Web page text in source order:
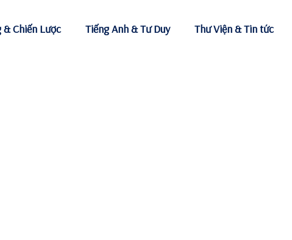
& Chiến Lược Tiếng Anh & Tư Duy Thư Viện & Tin tức